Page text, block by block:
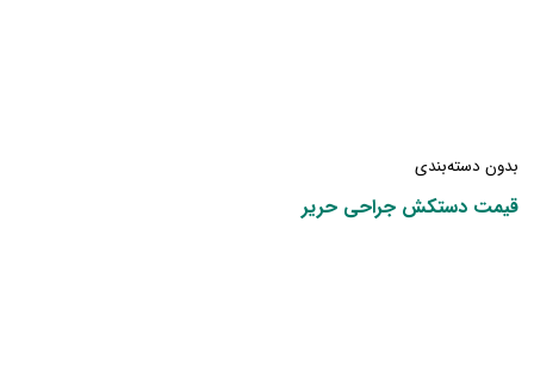
بدون دسته‌بندی
قیمت دستکش جراحی حریر